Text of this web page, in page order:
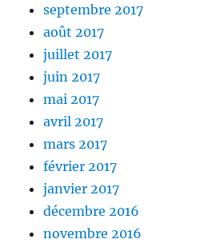
septembre 2017
août 2017
juillet 2017
juin 2017
mai 2017
avril 2017
mars 2017
février 2017
janvier 2017
décembre 2016
novembre 2016